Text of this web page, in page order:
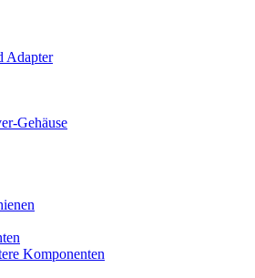
Adapter
Gehäuse
Komponenten